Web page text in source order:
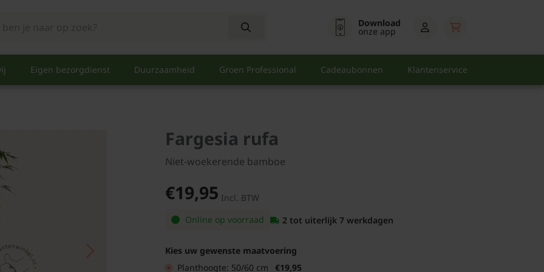
Download
onze app
Eigen bezorgdienst Duurzaamheid Groen Professional Cadeaubonnen Klantenservice
Fargesia rufa
Niet-woekerende bamboe
€19,95 Incl. BTW
Online op voorraad
2 tot uiterlijk 7 werkdagen
Kies uw gewenste maatvoering
Planthoogte: 50/60 cm
€19,95